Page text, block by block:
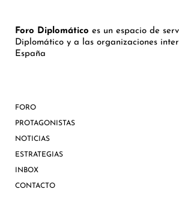
Foro Diplomático es un espacio de
Diplomático y a las organizaciones
España
FORO
PROTAGONISTAS
NOTICIAS
ESTRATEGIAS
INBOX
CONTACTO